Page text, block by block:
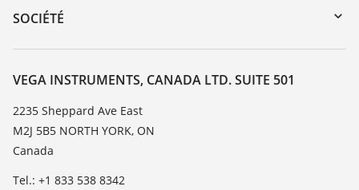
DTM Collection/PACTware
Service client
Liste des constantes diélectriques
SOCIÉTÉ
À propos de VEGA
Contact
News
Presse
VEGA INSTRUMENTS, CANADA LTD. SUITE 501
2235 Sheppard Ave East
M2J 5B5 NORTH YORK, ON
Canada
Tel.: +1 833 538 8342